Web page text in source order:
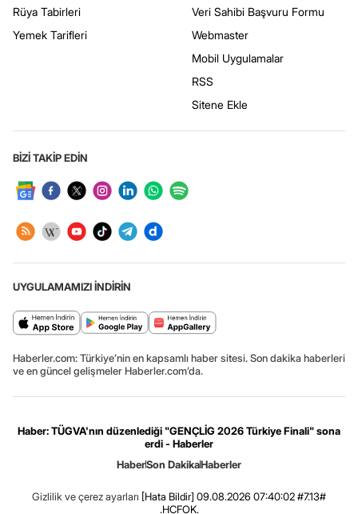
Rüya Tabirleri
Yemek Tarifleri
Veri Sahibi Başvuru Formu
Webmaster
Mobil Uygulamalar
RSS
Sitene Ekle
BİZİ TAKİP EDİN
UYGULAMAMIZI İNDİRİN
Haberler.com: Türkiye’nin en kapsamlı haber sitesi. Son dakika haberleri
ve en güncel gelişmeler Haberler.com’da.
Haber: TÜGVA'nın düzenlediği "GENÇLİG 2026 Türkiye Finali" sona
erdi - Haberler
HaberSon DakikaHaberler
Gizlilik ve çerez ayarları [Hata Bildir] 09.08.2026 07:40:02 #7.13#
.HCFOK.